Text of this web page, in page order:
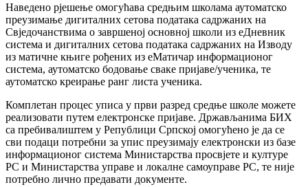
Наведено рјешење омогућава средњим школама аутоматско
преузимање дигиталних сетова података садржаних на
Свједочанствима о завршеној основној школи из еДневник
система и дигиталних сетова података садржаних на Изводу
из матичне књиге рођених из еМатичар информационог
система, аутоматско бодовање сваке пријаве/ученика, те
аутоматско креирање ранг листа ученика.
Комплетан процес уписа у први разред средње школе можете
реализовати путем електронске пријаве. Држављанима БИХ
са пребивалиштем у Републици Српској омогућено је да се
сви подаци потребни за упис преузимају електронски из базе
информационог система Министарства просвјете и културе
РС и Министарства управе и локалне самоуправе РС, те није
потребно лично предавати документе.